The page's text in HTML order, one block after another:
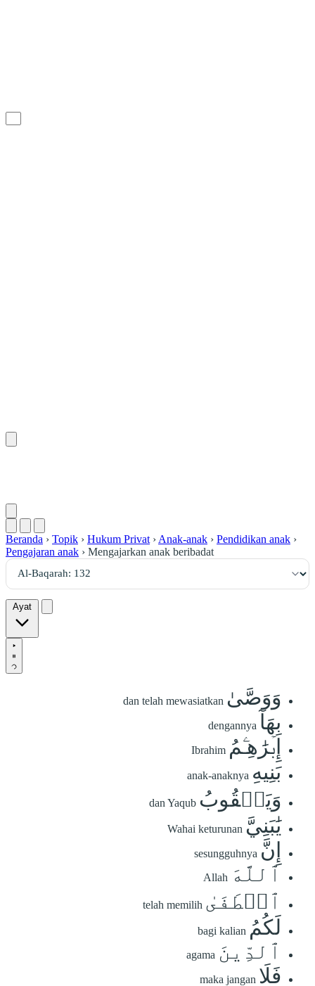
Beranda › Topik › Hukum Privat › Anak-anak › Pendidikan anak ›
Pengajaran anak › Mengajarkan anak beribadat
Ayat
وَوَصَّىٰ dan telah mewasiatkan
بِهَآ dengannya
إِبۡرَٰهِـۧمُ Ibrahim
بَنِيهِ anak-anaknya
وَيَعۡقُوبُ dan Yaqub
يَٰبَنِيَّ Wahai keturunan
إِنَّ sesungguhnya
ٱللَّهَ Allah
ٱصۡطَفَىٰ telah memilih
لَكُمُ bagi kalian
ٱلدِّينَ agama
فَلَا maka jangan